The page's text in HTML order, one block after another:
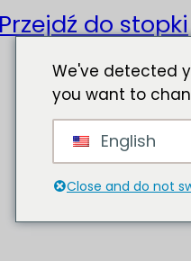
Przejdź do stopki
We've detected
you want to
English
Close and do not